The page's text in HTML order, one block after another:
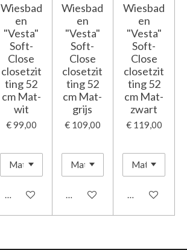
Wiesbad
en
"Vesta"
Soft-
Close
closetzit
ting 52
cm Mat-
wit
€ 99,00
In winkelwagen
Wiesbad
en
"Vesta"
Soft-
Close
closetzit
ting 52
cm Mat-
grijs
€ 109,00
In winkelwagen
Wiesbad
en
"Vesta"
Soft-
Close
closetzit
ting 52
cm Mat-
zwart
€ 119,00
In